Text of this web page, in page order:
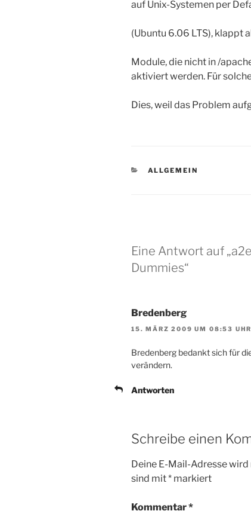
auf Unix-Systemen per
(Ubuntu 6.06 LTS), klappt
Module, die nicht in /
aktiviert werden. Für
Dies, weil das Problem
KATEGORIEN
ALLGEMEIN
Eine Antwort auf
Dummies“
Bredenberg
15. MÄRZ 2009 UM 08:53 UHR
Bredenberg bedankt sich für
verändern.
Antworten
Schreibe einen
Deine E-Mail-Adresse
sind mit* markiert
Kommentar*